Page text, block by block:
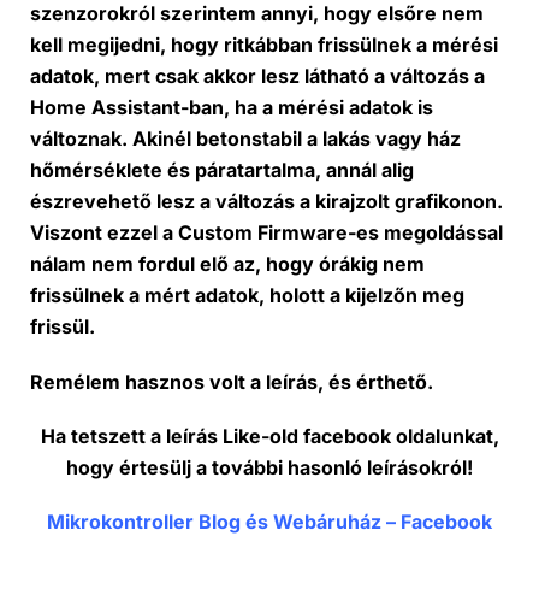
szenzorokról szerintem annyi, hogy elsőre nem
kell megijedni, hogy ritkábban frissülnek a mérési
adatok, mert csak akkor lesz látható a változás a
Home Assistant-ban, ha a mérési adatok is
változnak. Akinél betonstabil a lakás vagy ház
hőmérséklete és páratartalma, annál alig
észrevehető lesz a változás a kirajzolt grafikonon.
Viszont ezzel a Custom Firmware-es megoldással
nálam nem fordul elő az, hogy órákig nem
frissülnek a mért adatok, holott a kijelzőn meg
frissül.
Remélem hasznos volt a leírás, és érthető.
Ha tetszett a leírás Like-old facebook oldalunkat,
hogy értesülj a további hasonló leírásokról!
Mikrokontroller Blog és Webáruház – Facebook